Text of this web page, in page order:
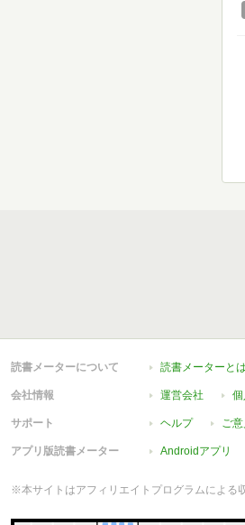
読書メーターについて 読書メーターとは
会社情報 運営会社
サポート ヘルプ ご
アプリ版読書メーター Androidアプリ
※本サイトはアフィリエイトプログラムによる